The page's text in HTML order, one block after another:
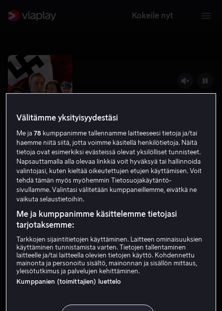
Kokeile nyt
Into the Darkness 2
6.5 Draama Jännitys 2022 2 h 25 min
K-12
Vuokraa 4,99 €
Osta 9,99 €
Katso traileri
Välitämme yksityisyydestäsi
Me ja78 kumppanimme tallennamme laitteeseesi tietoja ja/tai
haemme niitä siitä, jotta voimme käsitellä henkilötietoja. Näitä
tietoja ovat esimerkiksi evästeissä olevat yksilölliset tunnisteet.
Napsauttamalla alla olevaa linkkiä voit hyväksyä tai hallinnoida
valintojasi, kuten kieltää oikeutettujen etujen käyttämisen. Voit
tehdä tämän myös myöhemmin Tietosuojakäytäntö-
sivullamme. Valintasi välitetään kumppaneillemme, eivätkä ne
vaikuta selaustietoihin.
Me ja kumppanimme käsittelemme tietojasi
tarjotaksemme:
Tarkkojen sijaintitietojen käyttäminen. Laitteen ominaisuuksien
käyttäminen tunnistamista varten. Tietojen tallentaminen
laitteelle ja/tai laitteella olevien tietojen käyttö. Kohdennettu
mainonta ja personoitu sisältö, mainonnan ja sisällön mittaus,
yleisötutkimus ja palvelujen kehittäminen.
Kumppanien (toimittajien) luettelo